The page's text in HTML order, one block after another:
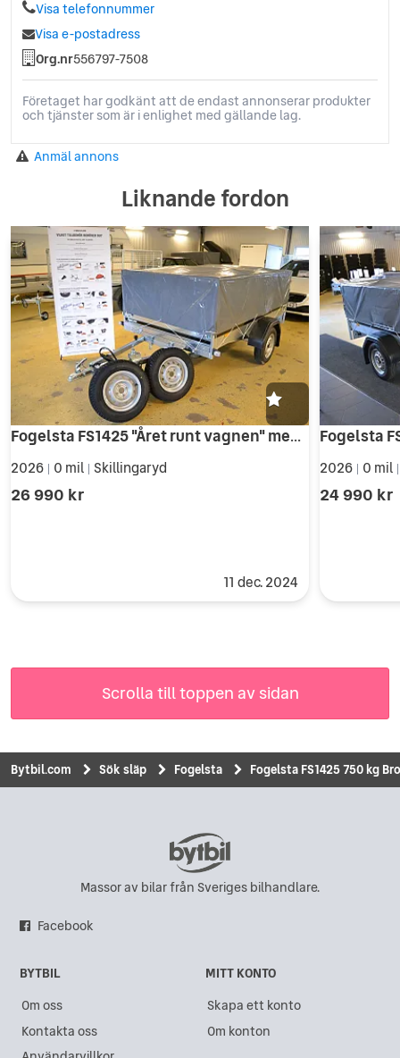
Visa telefonnummer
Visa e-postadress
Org.nr556797-7508
Företaget har godkänt att de endast annonserar produkter
och tjänster som är i enlighet med gällande lag.
Anmäl annons
Liknande fordon
Fogelsta FS1425 "Året runt vagnen" med Vinterhjul
2026 0 mil Skillingaryd
26 990 kr
11 dec. 2024
2026 0 mil
24 990 kr
Scrolla till toppen av sidan
Bytbil.com Sök släp Fogelsta Fogelsta FS1425 750 kg
Massor av bilar från Sveriges bilhandlare.
Facebook
BYTBIL
Om oss
Kontakta oss
MITT KONTO
Skapa ett konto
Om konton